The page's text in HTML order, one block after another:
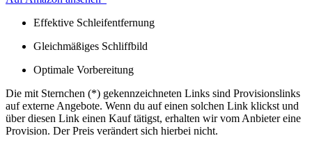
Effektive Schleifentfernung
Gleichmäßiges Schliffbild
Optimale Vorbereitung
Die mit Sternchen (*) gekennzeichneten Links sind Provisionslinks
auf externe Angebote. Wenn du auf einen solchen Link klickst und
über diesen Link einen Kauf tätigst, erhalten wir vom Anbieter eine
Provision. Der Preis verändert sich hierbei nicht.